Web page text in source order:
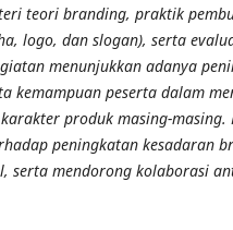
teori branding, praktik
logo, dan slogan), serta
menunjukkan adanya
kemampuan peserta dalam
produk masing-
peningkatan kesadaran
serta mendorong kolaborasi